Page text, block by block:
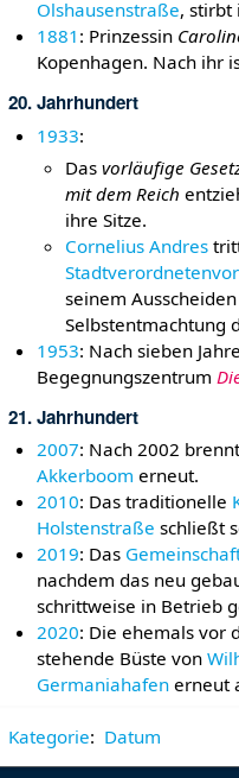
Olshausenstraße, stirbt
1881 : Prinzessin
Kopenhagen. Nach ihr
20. Jahrhundert
1933:
Dasvorläufige
mit dem Reich
ihre Sitze.
Cornelius Andres
seinem
Selbstentmachtung
1953: Nach sieben
Begegnungszentrum
21. Jahrhundert
2007: Nach 2002
Akkerboom erneut.
2010: Das traditionelle
Holstenstraße schließt
2019: Das
nachdem das neu
schrittweise in Betrieb
2020: Die ehemals vor
stehende Büste von
Germaniahafen erneut
Kategorie: Datum